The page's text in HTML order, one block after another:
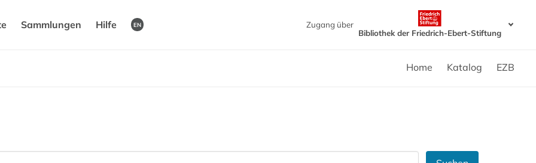
Sammlungen Hilfe EN
Zugang über
Bibliothek der Friedrich-Ebert-Stiftung
Home Katalog EZB